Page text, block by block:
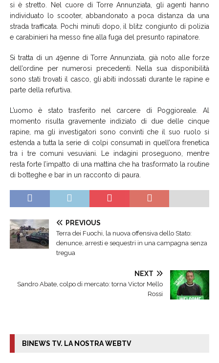
si è stretto. Nel cuore di Torre Annunziata, gli agenti hanno
individuato lo scooter, abbandonato a poca distanza da una
strada trafficata. Pochi minuti dopo, il blitz congiunto di polizia
e carabinieri ha messo fine alla fuga del presunto rapinatore.
Si tratta di un 49enne di Torre Annunziata, già noto alle forze
dell’ordine per numerosi precedenti. Nella sua disponibilità
sono stati trovati il casco, gli abiti indossati durante le rapine e
parte della refurtiva.
L’uomo è stato trasferito nel carcere di Poggioreale. Al
momento risulta gravemente indiziato di due delle cinque
rapine, ma gli investigatori sono convinti che il suo ruolo si
estenda a tutta la serie di colpi consumati in quell’ora frenetica
tra i tre comuni vesuviani. Le indagini proseguono, mentre
resta forte l’impatto di una mattina che ha trasformato la routine
di botteghe e bar in un racconto di paura.
PREVIOUS
Terra dei Fuochi, la nuova offensiva dello Stato:
denunce, arresti e sequestri in una campagna senza
tregua
NEXT
Sandro Abate, colpo di mercato: torna Victor Mello
Rossi
BINEWS TV. LA NOSTRA WEBTV